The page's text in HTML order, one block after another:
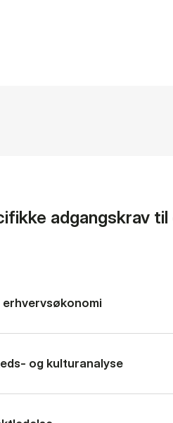
adgangskrav
erhvervsøkonomi
og kulturanalyse